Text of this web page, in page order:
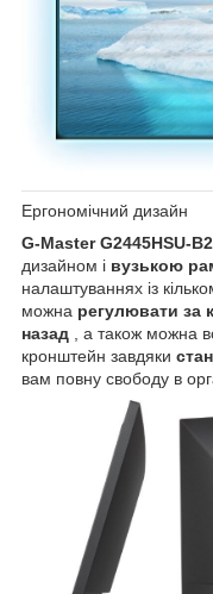
Ергономічний дизайн
G-Master G2445HSU-B2
дизайном і вузькою
налаштуваннях із
можна регулювати за
назад , а також можна
кронштейн завдяки
вам повну свободу в